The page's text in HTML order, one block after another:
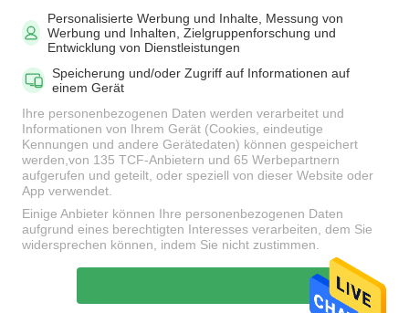
MPO Glasfaserkabel LWL-Patchkabel
Faser-
Verbindungsstücke
LWL Pigtail LWL Dämpfungsglied
Fiber Optic-Splitter LWL-Kabel
Personalisierte Werbung und Inhalte, Messung von
Werbung und Inhalten, Zielgruppenforschung und
Entwicklung von Dienstleistungen
Speicherung und/oder Zugriff auf Informationen auf
einem Gerät
Ihre personenbezogenen Daten werden verarbeitet und
Informationen von Ihrem Gerät (Cookies, eindeutige
Kennungen und andere Gerätedaten) können gespeichert
werden,von 135 TCF-Anbietern und 65 Werbepartnern
aufgerufen und geteilt, oder speziell von dieser Website oder
App verwendet.
Einige Anbieter können Ihre personenbezogenen Daten
aufgrund eines berechtigten Interesses verarbeiten, dem Sie
widersprechen können, indem Sie nicht zustimmen.